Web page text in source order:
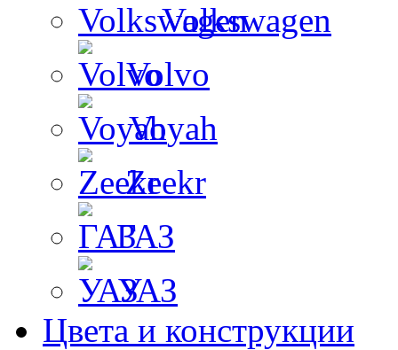
Volkswagen
Volvo
Voyah
Zeekr
ГАЗ
УАЗ
Цвета и конструкции